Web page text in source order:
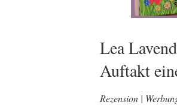
Lea
Auftakt
Rezension |